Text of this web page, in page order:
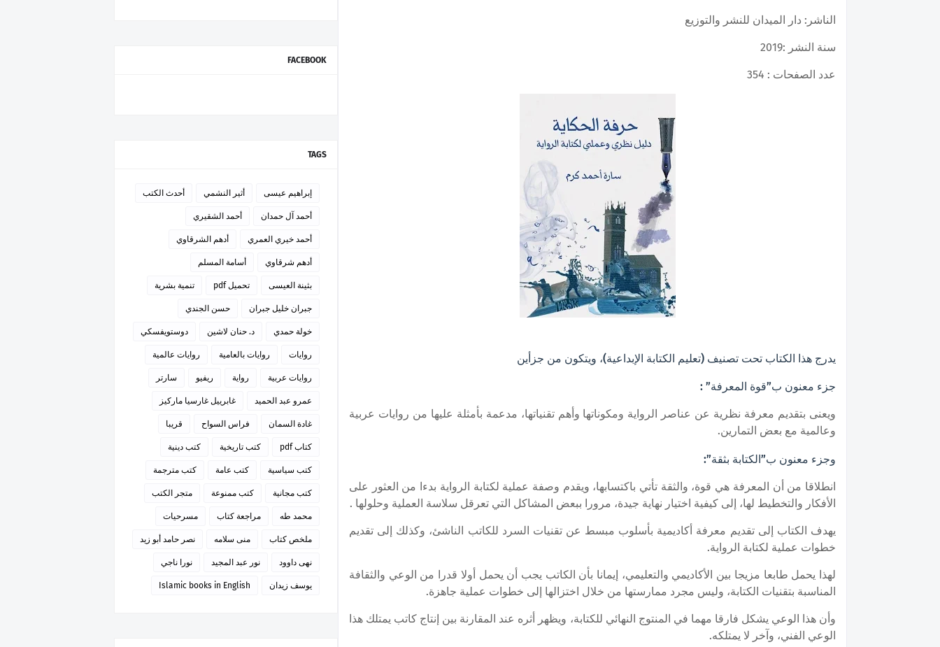
الناشر: دار الميدان للنشر والتوزيع
سنة النشر :2019
عدد الصفحات : 354
يدرج هذا الكتاب تحت تصنيف (تعليم الكتابة الإبداعية)، ويتكون من جزأين
جزء معنون ب”قوة المعرفة” :
ويعنى بتقديم معرفة نظرية عن عناصر الرواية ومكوناتها وأهم تقنياتها، مدعمة بأمثلة عليها من روايات عربية
وعالمية مع بعض التمارين.
وجزء معنون ب”الكتابة بثقة”:
انطلاقا من أن المعرفة هي قوة، والثقة تأتي باكتسابها، ويقدم وصفة عملية لكتابة الرواية بدءا من العثور على
الأفكار والتخطيط لها، إلى كيفية اختيار نهاية جيدة، مرورا ببعض المشاكل التي تعرقل سلاسة العملية وحلولها .
يهدف الكتاب إلى تقديم معرفة أكاديمية بأسلوب مبسط عن تقنيات السرد للكاتب الناشئ، وكذلك إلى تقديم
خطوات عملية لكتابة الرواية.
لهذا يحمل طابعا مزيجا بين الأكاديمي والتعليمي، إيمانا بأن الكاتب يجب أن يحمل أولا قدرا من الوعي والثقافة
المناسبة بتقنيات الكتابة، وليس مجرد ممارستها من خلال اختزالها إلى خطوات عملية جاهزة.
وأن هذا الوعي يشكل فارقا مهما في المنتوج النهائي للكتابة، ويظهر أثره عند المقارنة بين إنتاج كاتب يمتلك هذا
الوعي الفني، وآخر لا يمتلكه.
FACEBOOK
TAGS
إبراهيم عيسى أثير النشمي أحدث الكتب
أحمد آل حمدان أحمد الشقيري
أحمد خيري العمري أدهم الشرقاوي
أدهم شرقاوي أسامة المسلم
بثينة العيسى تحميل pdf تنمية بشرية
جبران خليل جبران حسن الجندي
خولة حمدي د. حنان لاشين دوستويفسكي
روايات روايات بالعامية روايات عالمية
روايات عربية رواية ريفيو سارتر
عمرو عبد الحميد غابرييل غارسيا ماركيز
غادة السمان فراس السواح قريبا
كتاب pdf كتب تاريخية كتب دينية
كتب سياسية كتب عامة كتب مترجمة
كتب مجانية كتب ممنوعة متجر الكتب
محمد طه مراجعة كتاب مسرحيات
ملخص كتاب منى سلامه نصر حامد أبو زيد
نهى داوود نور عبد المجيد نورا ناجي
يوسف زيدان Islamic books in English